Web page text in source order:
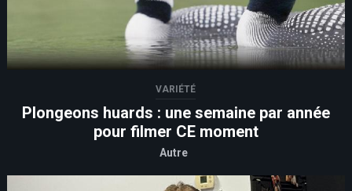
VARIÉTÉ
Plongeons huards : une semaine par année
pour filmer CE moment
Autre